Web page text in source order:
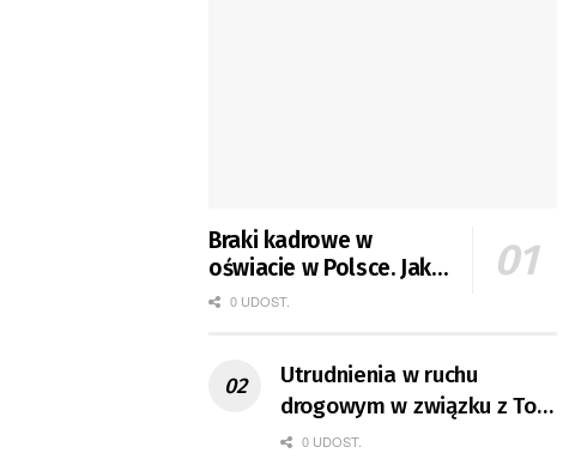
Braki kadrowe w
oświacie w Polsce. Jak
jest w Gorzowie?
0 UDOST.
Utrudnienia w ruchu
drogowym w związku z Tour
de Pologne
0 UDOST.